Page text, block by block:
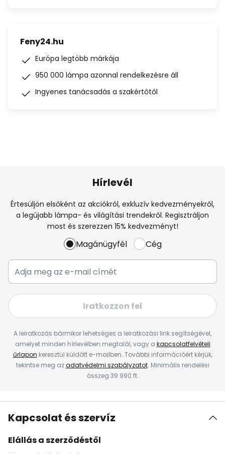
Feny24.hu
Európa legtöbb márkája
950 000 lámpa azonnal rendelkezésre áll
Ingyenes tanácsadás a szakértőtől
Hírlevél
Értesüljön elsőként az akciókról, exkluzív kedvezményekről,
a legújabb lámpa- és világítási trendekről. Regisztráljon
most és szerezzen 15% kedvezményt!
Magánügyfél Cég
Iratkozzon fel
A leiratkozás bármikor lehetséges a leiratkozási link segítségével,
amelyet minden hírlevélben megtalál, vagy a kapcsolatfelvételi
űrlapon keresztül küldött e-mailben. További információért kérjük,
tekintse meg azadatvédelmi szabályzatot. Minimális rendelési
összeg 39 990 ft.
Kapcsolat és szervíz
Elállás a szerződéstől